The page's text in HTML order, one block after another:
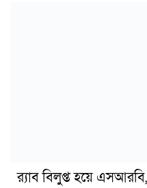
র‍্যাব বিলুপ্ত হয়ে